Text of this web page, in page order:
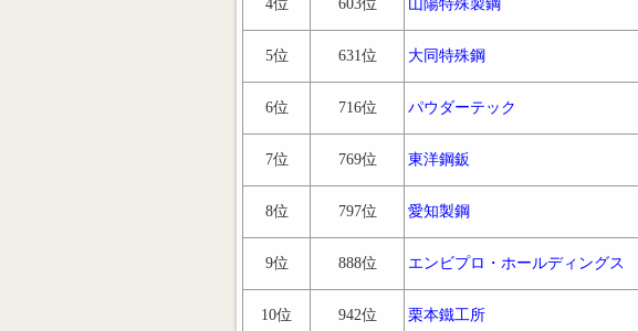
4位 603位 山陽特殊製鋼
5位 631位 大同特殊鋼
6位 716位 パウダーテック
7位 769位 東洋鋼鈑
8位 797位 愛知製鋼
9位 888位 エンビプロ・ホールディングス
10位 942位 栗本鐵工所